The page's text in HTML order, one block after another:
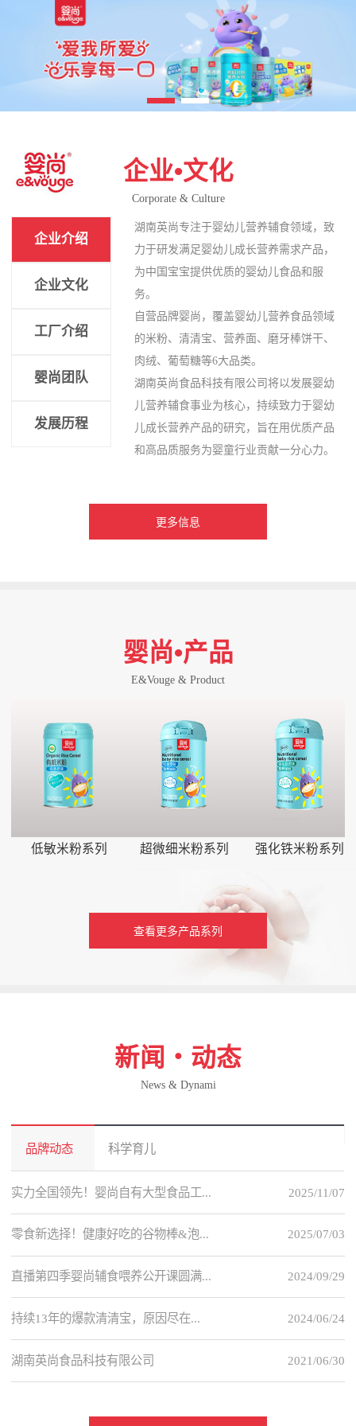
企业•文化
Corporate & Culture
企业介绍
企业文化
工厂介绍
婴尚团队
发展历程
湖南英尚专注于婴幼儿营养辅食领域，致
力于研发满足婴幼儿成长营养需求产品，
为中国宝宝提供优质的婴幼儿食品和服
务。
自营品牌婴尚，覆盖婴幼儿营养食品领域
的米粉、清清宝、营养面、磨牙棒饼干、
肉绒、葡萄糖等6大品类。
湖南英尚食品科技有限公司将以发展婴幼
儿营养辅食事业为核心，持续致力于婴幼
儿成长营养产品的研究，旨在用优质产品
和高品质服务为婴童行业贡献一分心力。
更多信息
婴尚•产品
E&Vouge & Product
低敏米粉系列 超微细米粉系列 强化铁米粉系列
查看更多产品系列
新闻・动态
News & Dynami
品牌动态 科学育儿
2025/11/07
实力全国领先！婴尚自有大型食品工...
2025/07/03
零食新选择！健康好吃的谷物棒&泡...
2024/09/29
直播第四季婴尚辅食喂养公开课圆满...
2024/06/24
持续13年的爆款清清宝，原因尽在...
2021/06/30
湖南英尚食品科技有限公司